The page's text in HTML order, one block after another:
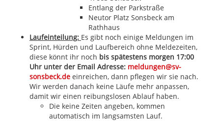
Entlang der Parkstraße
Neutor Platz Sonsbeck am
Rathhaus
Laufeinteilung: Es gibt noch einige Meldungen im
Sprint, Hürden und Laufbereich ohne Meldezeiten,
diese könnt ihr noch bis spätestens morgen 17:00
Uhr unter der Email Adresse: meldungen@sv-
sonsbeck.de einreichen, dann pflegen wir sie nach.
Wir werden danach keine Läufe mehr anpassen,
damit wir einen reibungslosen Ablauf haben.
Die keine Zeiten angeben, kommen
automatisch im langsamsten Lauf.